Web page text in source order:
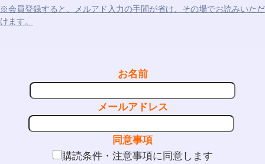
※会員登録すると、メルアド入力の手間が省け、その場でお読みいただ
けます。
お名前
メールアドレス
同意事項
購読条件・注意事項に同意します